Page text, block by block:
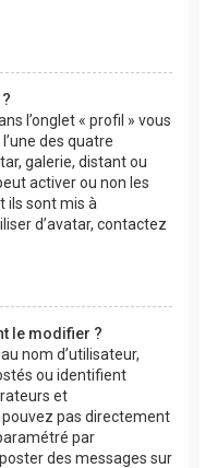
l’onglet « profil » vous
des quatre
galerie, distant ou
activer ou non les
ils sont mis à
d’avatar, contactez
le modifier ?
nom d’utilisateur,
ou identifient
et
pas directement
par
des messages sur